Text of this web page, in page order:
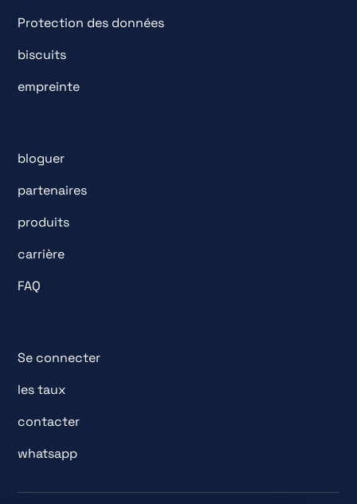
Protection des données
biscuits
empreinte
bloguer
partenaires
produits
carrière
FAQ
Se connecter
les taux
contacter
whatsapp